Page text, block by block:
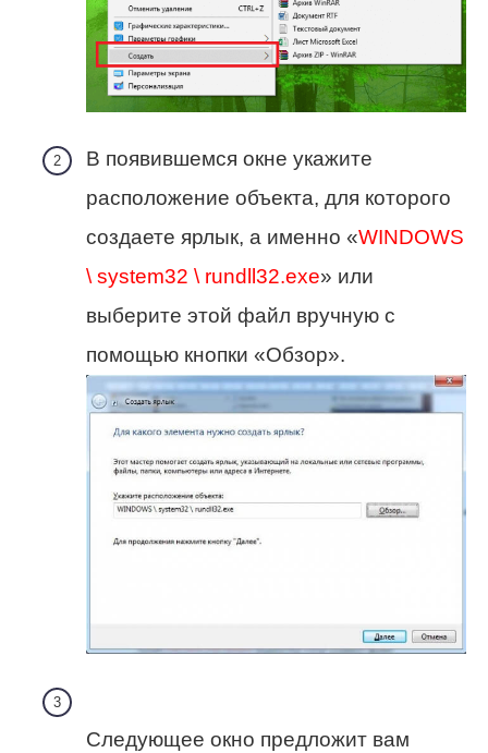
В появившемся окне укажите
расположение объекта, для которого
создаете ярлык, а именно «WINDOWS
\ system32 \ rundll32.exe» или
выберите этой файл вручную с
помощью кнопки «Обзор».
Следующее окно предложит вам